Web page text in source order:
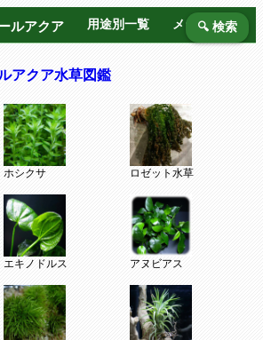
ルアクア 用途別一覧 メーカー別
🔍 検索
アクア水草図鑑
ホシクサ ロゼット水草
エキノドルス アヌビアス